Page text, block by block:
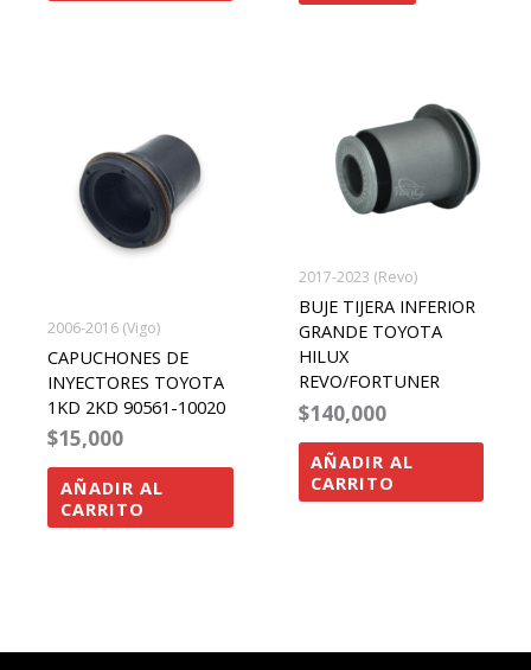
2006-2016 (Vigo)
CAPUCHONES DE
INYECTORES TOYOTA
1KD 2KD 90561-10020
$15,000
AÑADIR AL
CARRITO
2017-2023 (Revo)
BUJE TIJERA INFERIOR
GRANDE TOYOTA
HILUX
REVO/FORTUNER
$140,000
AÑADIR AL
CARRITO